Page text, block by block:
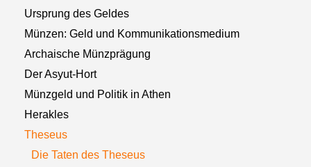
Ursprung des Geldes
Münzen: Geld und Kommunikationsmedium
Archaische Münzprägung
Der Asyut-Hort
Münzgeld und Politik in Athen
Herakles
Theseus
Die Taten des Theseus